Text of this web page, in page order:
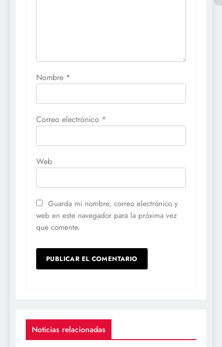
Nombre *
Correo electrónico *
Web
Guarda mi nombre, correo electrónico y
web en este navegador para la próxima vez
que comente.
Noticias relacionadas